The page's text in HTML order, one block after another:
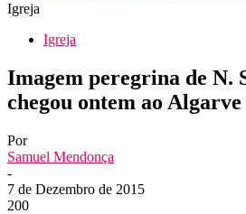
Igreja
Igreja
Imagem peregrina de N.
chegou ontem ao Algarve
Por
Samuel Mendonça
-
7 de Dezembro de 2015
200